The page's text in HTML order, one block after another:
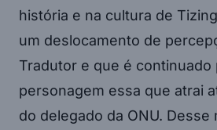
história e na cultura de
um deslocamento de
Tradutor e que é continuado
personagem essa que atrai
do delegado da ONU. Desse